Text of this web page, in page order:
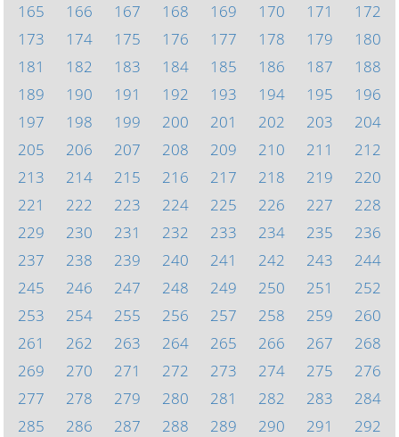
165
166 167 168 169 170 171
172
173
174 175 176 177 178 179
180
181
182 183 184 185 186 187
188
189
190 191 192 193 194 195
196
197
198 199 200 201 202 203
204
205
206 207 208 209 210 211
212
213
214 215 216 217 218 219
220
221
222 223 224 225 226 227
228
229
230 231 232 233 234 235
236
237
238 239 240 241 242 243
244
245
246 247 248 249 250 251
252
253
254 255 256 257 258 259
260
261
262 263 264 265 266 267
268
269
270 271 272 273 274 275
276
277
278 279 280 281 282 283
284
285
286 287 288 289 290 291
292